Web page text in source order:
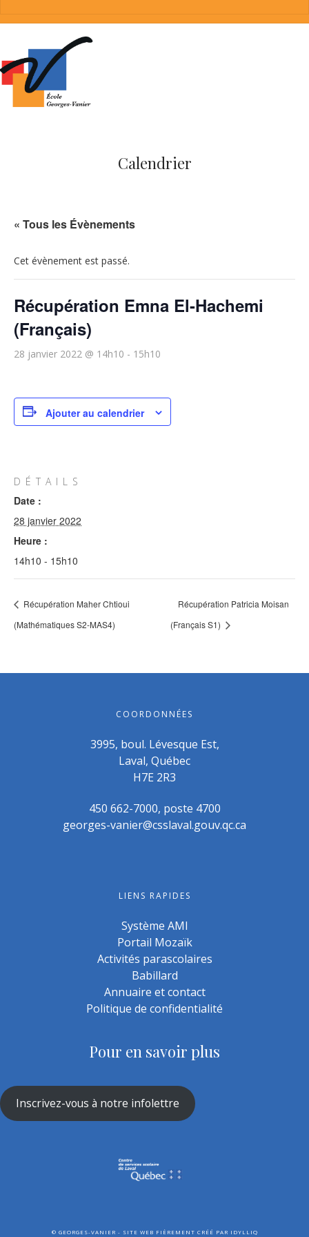
Calendrier
« Tous les Évènements
Cet évènement est passé.
Récupération Emna El-Hachemi
(Français)
28 janvier 2022 @ 14h10 - 15h10
Ajouter au calendrier
DÉTAILS
Date :
28 janvier 2022
Heure :
14h10 - 15h10
Récupération Maher Chtioui
(Mathématiques S2-MAS4)
Récupération Patricia Moisan
(Français S1)
COORDONNÉES
3995, boul. Lévesque Est,
Laval, Québec
H7E 2R3
450 662-7000, poste 4700
georges-vanier@csslaval.gouv.qc.ca
LIENS RAPIDES
Système AMI
Portail Mozaïk
Activités parascolaires
Babillard
Annuaire et contact
Politique de confidentialité
Pour en savoir plus
Inscrivez-vous à notre infolettre
© GEORGES-VANIER - SITE WEB FIÈREMENT CRÉÉ PAR IDYLLIQ